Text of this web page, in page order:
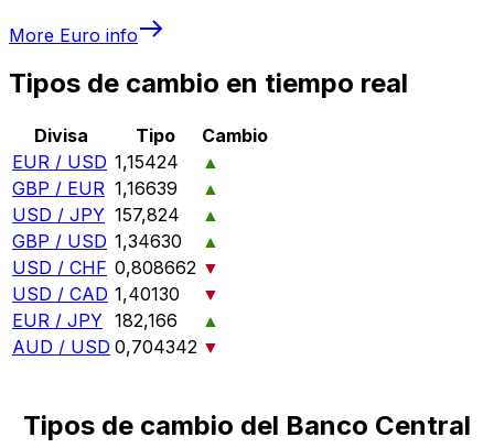
More Euro info
Tipos de cambio en tiempo real
Divisa Tipo
Cambio
EUR / USD 1,15424
▲
GBP / EUR 1,16639
▲
USD / JPY 157,824
▲
GBP / USD 1,34630
▲
USD / CHF 0,808662 ▼
USD / CAD 1,40130
▼
EUR / JPY 182,166
▲
AUD / USD 0,704342 ▼
Tipos de cambio del Banco Central